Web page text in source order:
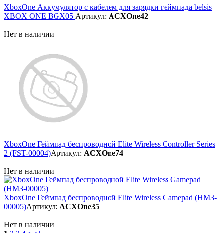
XboxOne Аккумулятор с кабелем для зарядки геймпада belsis
XBOX ONE BGX05 Артикул: ACXOne42
Нет в наличии
XboxOne Геймпад беспроводной Elite Wireless Controller Series
2 (FST-00004)Артикул: ACXOne74
Нет в наличии
XboxOne Геймпад беспроводной Elite Wireless Gamepad (HM3-
00005)Артикул: ACXOne35
Нет в наличии